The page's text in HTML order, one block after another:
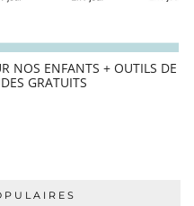
NOS ENFANTS + OUTILS DE
GRATUITS